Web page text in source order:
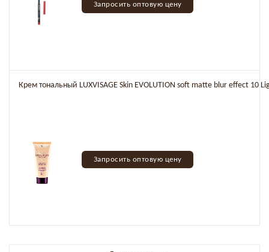
Запросить оптовую цену
Крем тональный LUXVISAGE Skin EVOLUTION soft matte blur effect 10
Запросить оптовую цену